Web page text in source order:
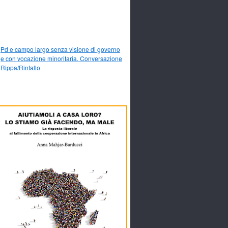
Pd e campo largo senza visione di governo
e con vocazione minoritaria. Conversazione
Rippa/Rintallo